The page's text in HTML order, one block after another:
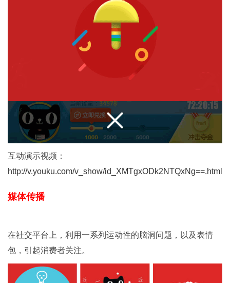
互动演示视频：
http://v.youku.com/v_show/id_XMTgxODk2NTQxNg==.html
媒体传播
在社交平台上，利用一系列运动性的脑洞问题，以及表情
包，引起消费者关注。